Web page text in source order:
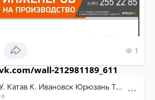
1
wall-212981189_611
Работа У. Катав К. Ивановск Юрюзань Трехгорный